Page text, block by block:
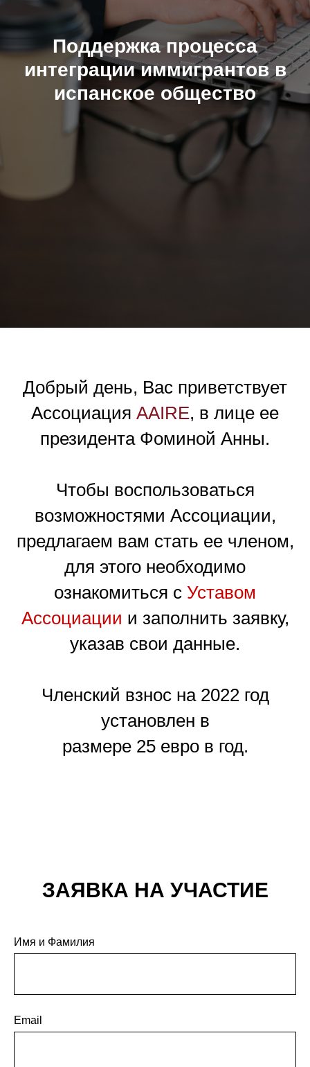
Поддержка процесса
интеграции иммигрантов в
испанское общество
Добрый день, Вас приветствует
Ассоциация AAIRE, в лице ее
президента Фоминой Анны.
Чтобы воспользоваться
возможностями Ассоциации,
предлагаем вам стать ее членом,
для этого необходимо
ознакомиться с Уставом
Ассоциации и заполнить заявку,
указав свои данные.
Членский взнос на 2022 год
установлен в
размере 25 евро в год.
ЗАЯВКА НА УЧАСТИЕ
Имя и Фамилия
Email